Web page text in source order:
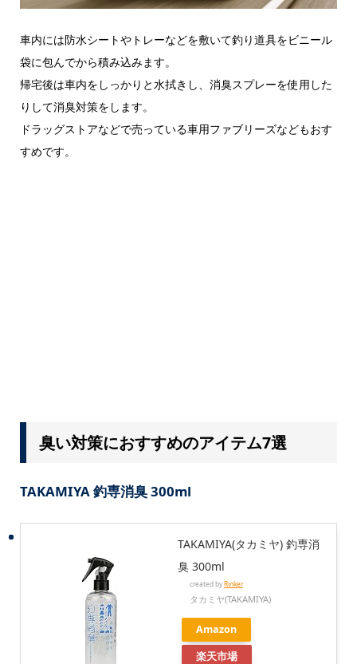
車内には防水シートやトレーなどを敷いて釣り道具をビニール
袋に包んでから積み込みます。
帰宅後は車内をしっかりと水拭きし、消臭スプレーを使用した
りして消臭対策をします。
ドラッグストアなどで売っている車用ファブリーズなどもおす
すめです。
臭い対策におすすめのアイテム7選
TAKAMIYA 釣専消臭 300ml
TAKAMIYA(タカミヤ) 釣専消
臭 300ml
created byRinker
タカミヤ(TAKAMIYA)
Amazon
楽天市場